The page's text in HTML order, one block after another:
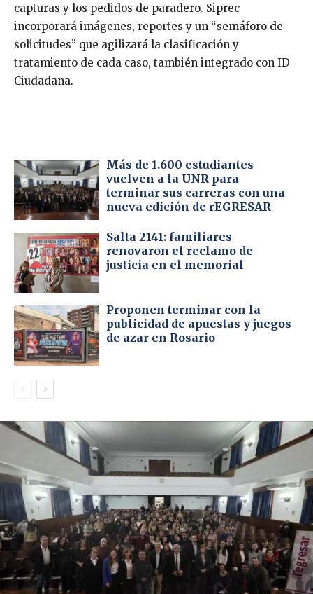
capturas y los pedidos de paradero. Siprec
incorporará imágenes, reportes y un “semáforo de
solicitudes” que agilizará la clasificación y
tratamiento de cada caso, también integrado con ID
Ciudadana.
Más de 1.600 estudiantes
vuelven a la UNR para
terminar sus carreras con una
nueva edición de rEGRESAR
Salta 2141: familiares
renovaron el reclamo de
justicia en el memorial
Proponen terminar con la
publicidad de apuestas y juegos
de azar en Rosario